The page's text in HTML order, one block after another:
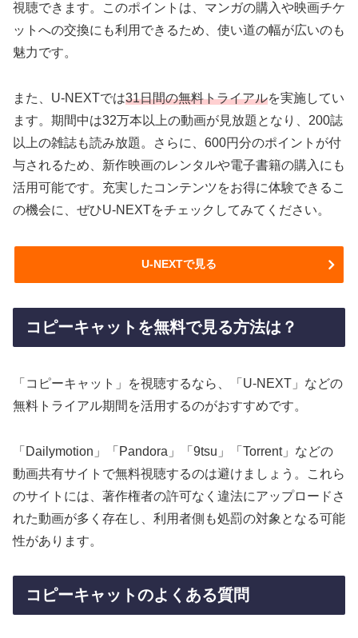
視聴できます。このポイントは、マンガの購入や映画チケ
ットへの交換にも利用できるため、使い道の幅が広いのも
魅力です。
また、U-NEXTでは31日間の無料トライアルを実施してい
ます。期間中は32万本以上の動画が見放題となり、200誌
以上の雑誌も読み放題。さらに、600円分のポイントが付
与されるため、新作映画のレンタルや電子書籍の購入にも
活用可能です。充実したコンテンツをお得に体験できるこ
の機会に、ぜひU-NEXTをチェックしてみてください。
U-NEXTで見る
コピーキャットを無料で見る方法は？
「コピーキャット」を視聴するなら、「U-NEXT」などの
無料トライアル期間を活用するのがおすすめです。
「Dailymotion」「Pandora」「9tsu」「Torrent」などの
動画共有サイトで無料視聴するのは避けましょう。これら
のサイトには、著作権者の許可なく違法にアップロードさ
れた動画が多く存在し、利用者側も処罰の対象となる可能
性があります。
コピーキャットのよくある質問